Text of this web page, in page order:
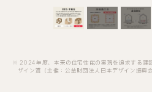
2024年度、本来の住宅性能の実現を追求する建
ザイン賞（主催：公益財団法人日本デザイン振興